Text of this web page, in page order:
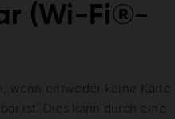
(Wi-Fi®-